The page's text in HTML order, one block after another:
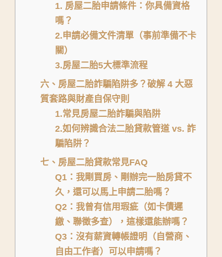
1. 房屋二胎申請條件：你具備資格
嗎？
2.申請必備文件清單（事前準備不卡
關）
3.房屋二胎5大標準流程
六、房屋二胎詐騙陷阱多？破解 4 大惡
質套路與財產自保守則
1.常見房屋二胎詐騙與陷阱
2.如何辨識合法二胎貸款管道 vs. 詐
騙陷阱？
七、房屋二胎貸款常見FAQ
Q1：我剛買房、剛辦完一胎房貸不
久，還可以馬上申請二胎嗎？
Q2：我曾有信用瑕疵（如卡債遲
繳、聯徵多查），這樣還能辦嗎？
Q3：沒有薪資轉帳證明（自營商、
自由工作者）可以申請嗎？